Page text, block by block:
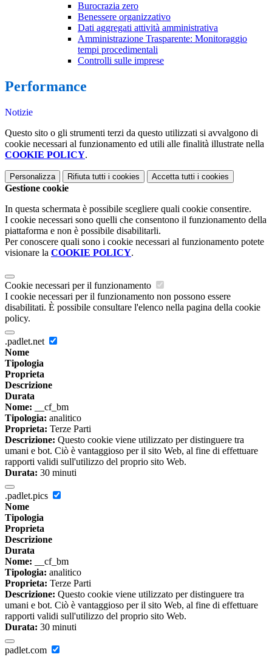
Burocrazia zero
Benessere organizzativo
Dati aggregati attività amministrativa
Amministrazione Trasparente: Monitoraggio
tempi procedimentali
Controlli sulle imprese
Performance
Notizie
Questo sito o gli strumenti terzi da questo utilizzati si avvalgono di
cookie necessari al funzionamento ed utili alle finalità illustrate nella
COOKIE POLICY.
Personalizza Rifiuta tutti i cookies Accetta tutti i cookies
Gestione cookie
In questa schermata è possibile scegliere quali cookie consentire.
I cookie necessari sono quelli che consentono il funzionamento della
piattaforma e non è possibile disabilitarli.
Per conoscere quali sono i cookie necessari al funzionamento potete
visionare la COOKIE POLICY.
Cookie necessari per il funzionamento
I cookie necessari per il funzionamento non possono essere
disabilitati. È possibile consultare l'elenco nella pagina della cookie
policy.
.padlet.net
Nome
Tipologia
Proprieta
Descrizione
Durata
Nome: __cf_bm
Tipologia: analitico
Proprieta: Terze Parti
Descrizione: Questo cookie viene utilizzato per distinguere tra
umani e bot. Ciò è vantaggioso per il sito Web, al fine di effettuare
rapporti validi sull'utilizzo del proprio sito Web.
Durata: 30 minuti
.padlet.pics
Nome
Tipologia
Proprieta
Descrizione
Durata
Nome: __cf_bm
Tipologia: analitico
Proprieta: Terze Parti
Descrizione: Questo cookie viene utilizzato per distinguere tra
umani e bot. Ciò è vantaggioso per il sito Web, al fine di effettuare
rapporti validi sull'utilizzo del proprio sito Web.
Durata: 30 minuti
padlet.com